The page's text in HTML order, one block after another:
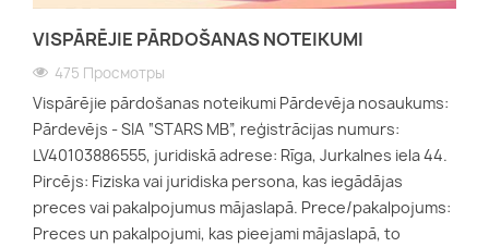
VISPĀRĒJIE PĀRDOŠANAS NOTEIKUMI
475 Просмотры
Vispārējie pārdošanas noteikumi Pārdevēja nosaukums:
Pārdevējs - SIA “STARS MB”, reģistrācijas numurs:
LV40103886555, juridiskā adrese: Rīga, Jurkalnes iela 44.
Pircējs: Fiziska vai juridiska persona, kas iegādājas
preces vai pakalpojumus mājaslapā. Prece/pakalpojums:
Preces un pakalpojumi, kas pieejami mājaslapā, to